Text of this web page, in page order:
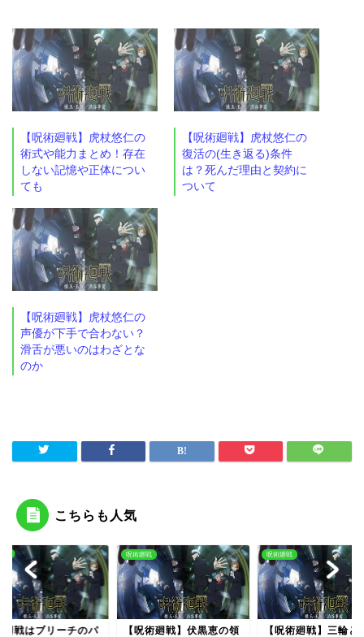
【呪術廻戦】虎杖悠仁の
術式や能力まとめ！存在
しない記憶や正体につい
ても
【呪術廻戦】虎杖悠仁の
復活の(生き返る)条件
は？死んだ理由と契約に
ついて
【呪術廻戦】虎杖悠仁の
声優が下手で合わない？
滑舌が悪いのはわざとな
のか
こちらも人気
術廻戦】伏黒恵の領
呪術廻戦
【呪術廻戦】三輪とメカ
BLEACH
呪術廻戦はブリーチ